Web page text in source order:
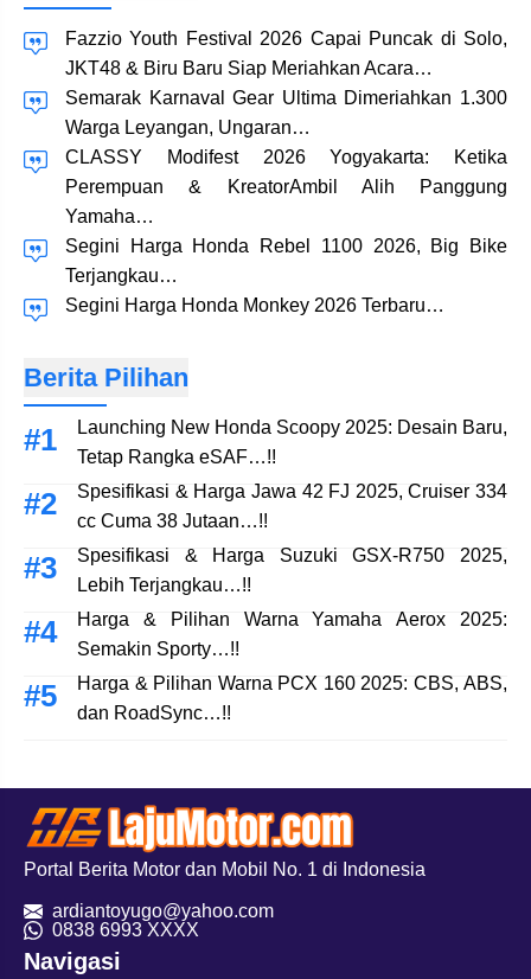
Fazzio Youth Festival 2026 Capai Puncak di Solo,
JKT48 & Biru Baru Siap Meriahkan Acara…
Semarak Karnaval Gear Ultima Dimeriahkan 1.300
Warga Leyangan, Ungaran…
CLASSY Modifest 2026 Yogyakarta: Ketika
Perempuan & KreatorAmbil Alih Panggung
Yamaha…
Segini Harga Honda Rebel 1100 2026, Big Bike
Terjangkau…
Segini Harga Honda Monkey 2026 Terbaru…
Berita Pilihan
Launching New Honda Scoopy 2025: Desain Baru,
Tetap Rangka eSAF…!!
Spesifikasi & Harga Jawa 42 FJ 2025, Cruiser 334
cc Cuma 38 Jutaan…!!
Spesifikasi & Harga Suzuki GSX-R750 2025,
Lebih Terjangkau…!!
Harga & Pilihan Warna Yamaha Aerox 2025:
Semakin Sporty…!!
Harga & Pilihan Warna PCX 160 2025: CBS, ABS,
dan RoadSync…!!
Portal Berita Motor dan Mobil No. 1 di Indonesia
ardiantoyugo@yahoo.com
0838 6993 XXXX
Navigasi